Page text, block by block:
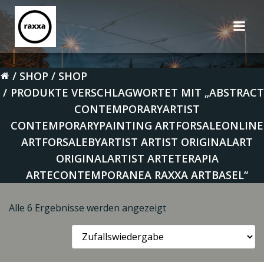
SHOP
SHOP
PRODUKTE VERSCHLAGWORTET MIT „ABSTRACT
CONTEMPORARYARTIST
CONTEMPORARYPAINTING ARTFORSALEONLINE
ARTFORSALEBYARTIST ARTIST ORIGINALART
ORIGINALARTIST ARTETERAPIA
ARTECONTEMPORANEA RAXXA ARTBASEL“
Alle 6 Ergebnisse werden angezeigt